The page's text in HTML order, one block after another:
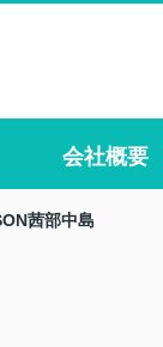
会社概要
茜部中島